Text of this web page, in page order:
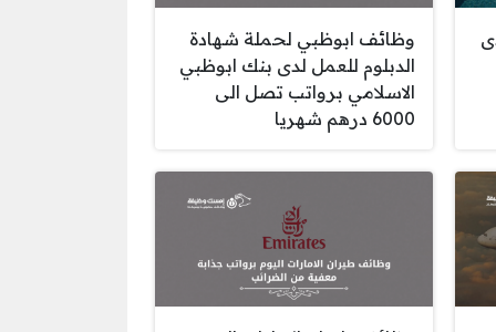
وظائف ابوظبي لحملة شهادة
الدبلوم للعمل لدى بنك ابوظبي
الاسلامي برواتب تصل الى
6000 درهم شهريا